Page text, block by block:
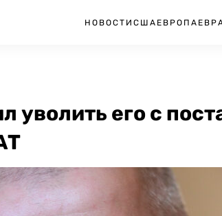
НОВОСТИ США ЕВРОПА
уволить его с